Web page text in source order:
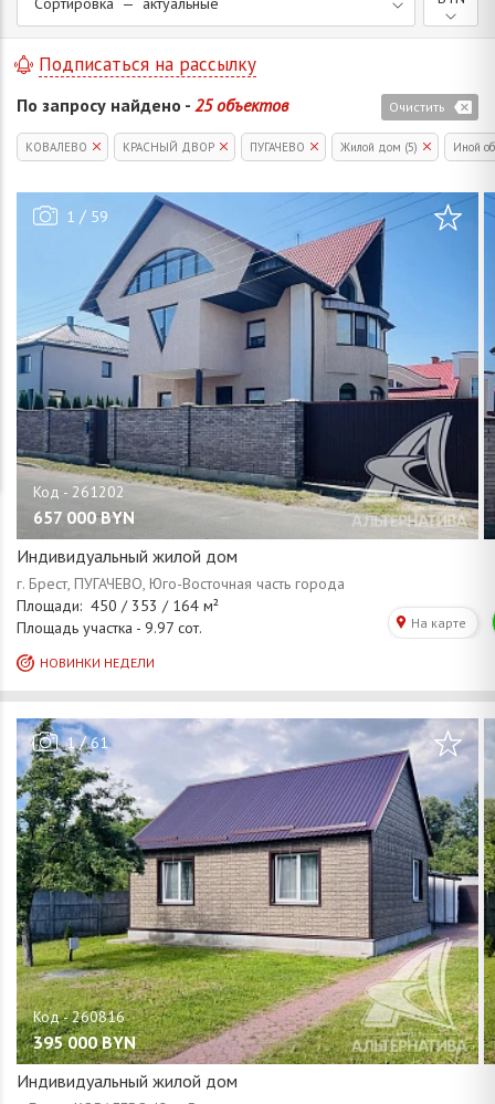
По запросу найдено - 25 объектов Очистить
Подписаться на рассылку
КОВАЛЕВО КРАСНЫЙ ДВОР ПУГАЧЕВО Жилой дом (5) Иной
1 / 59
657 000 BYN
Индивидуальный жилой дом
1/61
395 000 BYN
Индивидуальный жилой дом